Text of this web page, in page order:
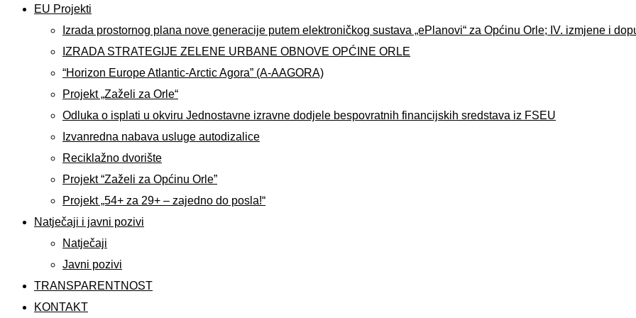
EU Projekti
Izrada prostornog plana nove generacije putem elektroničkog sustava „ePlanovi“ za Općinu Orle; IV. izmjene i
IZRADA STRATEGIJE ZELENE URBANE OBNOVE OPĆINE ORLE
“Horizon Europe Atlantic-Arctic Agora” (A-AAGORA)
Projekt „Zaželi za Orle“
Odluka o isplati u okviru Jednostavne izravne dodjele bespovratnih financijskih sredstava iz FSEU
Izvanredna nabava usluge autodizalice
Reciklažno dvorište
Projekt “Zaželi za Općinu Orle”
Projekt „54+ za 29+ – zajedno do posla!“
Natječaji i javni pozivi
Natječaji
Javni pozivi
TRANSPARENTNOST
KONTAKT